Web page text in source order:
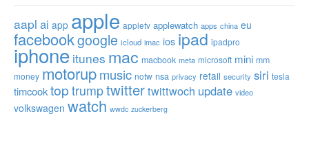
aapl ai app apple appletv applewatch apps china eu
facebookgoogle icloud imac ios ipad ipadpro
iphone itunes mac macbook meta microsoft mini mm
money motorupmusic notw nsa privacy retail security siri tesla
timcooktop trumptwittertwittwoch update video
volkswagen watch wwdc zuckerberg